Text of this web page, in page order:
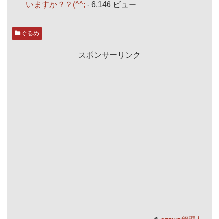
いますか？？(^^; - 6,146 ビュー
ぐるめ
スポンサーリンク